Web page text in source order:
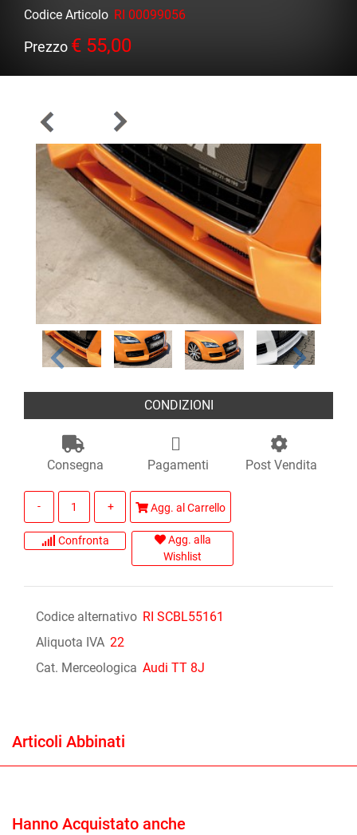
Codice Articolo RI 00099056
Prezzo € 55,00
CONDIZIONI
Consegna Pagamenti Post Vendita
Agg. al Carrello
Confronta
Agg. alla
Wishlist
Codice alternativo RI SCBL55161
Aliquota IVA 22
Cat. Merceologica Audi TT 8J
Articoli Abbinati
Hanno Acquistato anche